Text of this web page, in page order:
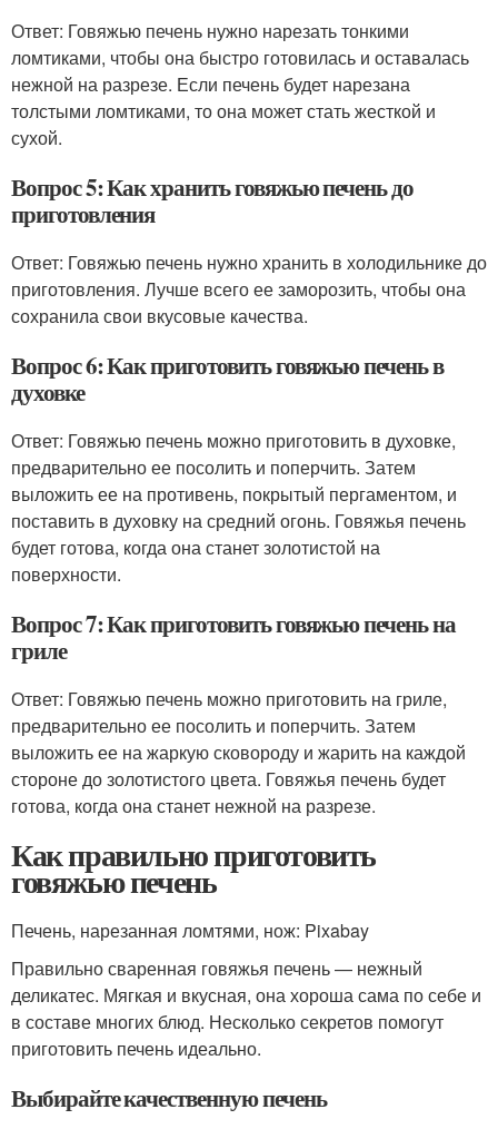
Ответ: Говяжью печень нужно нарезать тонкими
ломтиками, чтобы она быстро готовилась и оставалась
нежной на разрезе. Если печень будет нарезана
толстыми ломтиками, то она может стать жесткой и
сухой.
Вопрос 5: Как хранить говяжью печень до
приготовления
Ответ: Говяжью печень нужно хранить в холодильнике до
приготовления. Лучше всего ее заморозить, чтобы она
сохранила свои вкусовые качества.
Вопрос 6: Как приготовить говяжью печень в
духовке
Ответ: Говяжью печень можно приготовить в духовке,
предварительно ее посолить и поперчить. Затем
выложить ее на противень, покрытый пергаментом, и
поставить в духовку на средний огонь. Говяжья печень
будет готова, когда она станет золотистой на
поверхности.
Вопрос 7: Как приготовить говяжью печень на
гриле
Ответ: Говяжью печень можно приготовить на гриле,
предварительно ее посолить и поперчить. Затем
выложить ее на жаркую сковороду и жарить на каждой
стороне до золотистого цвета. Говяжья печень будет
готова, когда она станет нежной на разрезе.
Как правильно приготовить
говяжью печень
Печень, нарезанная ломтями, нож: Pixabay
Правильно сваренная говяжья печень — нежный
деликатес. Мягкая и вкусная, она хороша сама по себе и
в составе многих блюд. Несколько секретов помогут
приготовить печень идеально.
Выбирайте качественную печень